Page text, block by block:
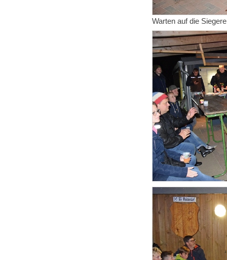
Warten auf die